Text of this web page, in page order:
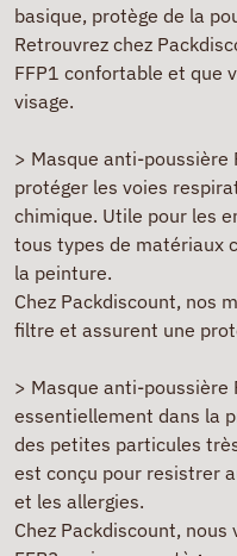
basique, protège de la
Retrouvrez chez
FFP1 confortable et que
visage.
> Masque anti-poussière
protéger les voies
chimique. Utile pour les
tous types de matériaux
la peinture.
Chez Packdiscount, nos
filtre et assurent une
> Masque anti-poussière
essentiellement dans la
des petites particules
est conçu pour resistrer
et les allergies.
Chez Packdiscount,